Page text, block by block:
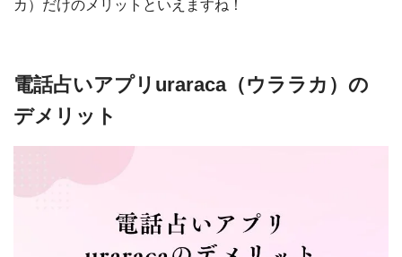
カ）だけのメリットといえますね！
電話占いアプリuraraca（ウララカ）の
デメリット